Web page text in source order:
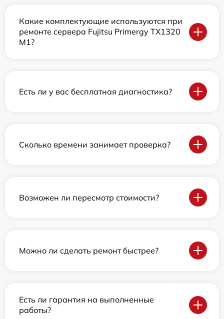
Какие комплектующие используются при
ремонте сервера Fujitsu Primergy TX1320
M1?
Есть ли у вас бесплатная диагностика?
Сколько времени занимает проверка?
Возможен ли пересмотр стоимости?
Можно ли сделать ремонт быстрее?
Есть ли гарантия на выполненные
работы?